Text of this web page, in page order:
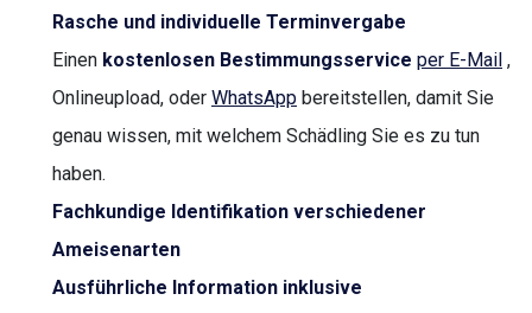
Rasche und individuelle Terminvergabe
Einen kostenlosen Bestimmungsservice per E-Mail ,
Onlineupload, oder WhatsApp bereitstellen, damit Sie
genau wissen, mit welchem Schädling Sie es zu tun
haben.
Fachkundige Identifikation verschiedener
Ameisenarten
Ausführliche Information inklusive